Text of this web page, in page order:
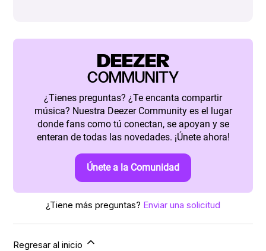
DEEZER
COMMUNITY
¿Tienes preguntas? ¿Te encanta compartir
música? Nuestra Deezer Community es el lugar
donde fans como tú conectan, se apoyan y se
enteran de todas las novedades. ¡Únete ahora!
Únete a la Comunidad
¿Tiene más preguntas? Enviar una solicitud
Regresar al inicio